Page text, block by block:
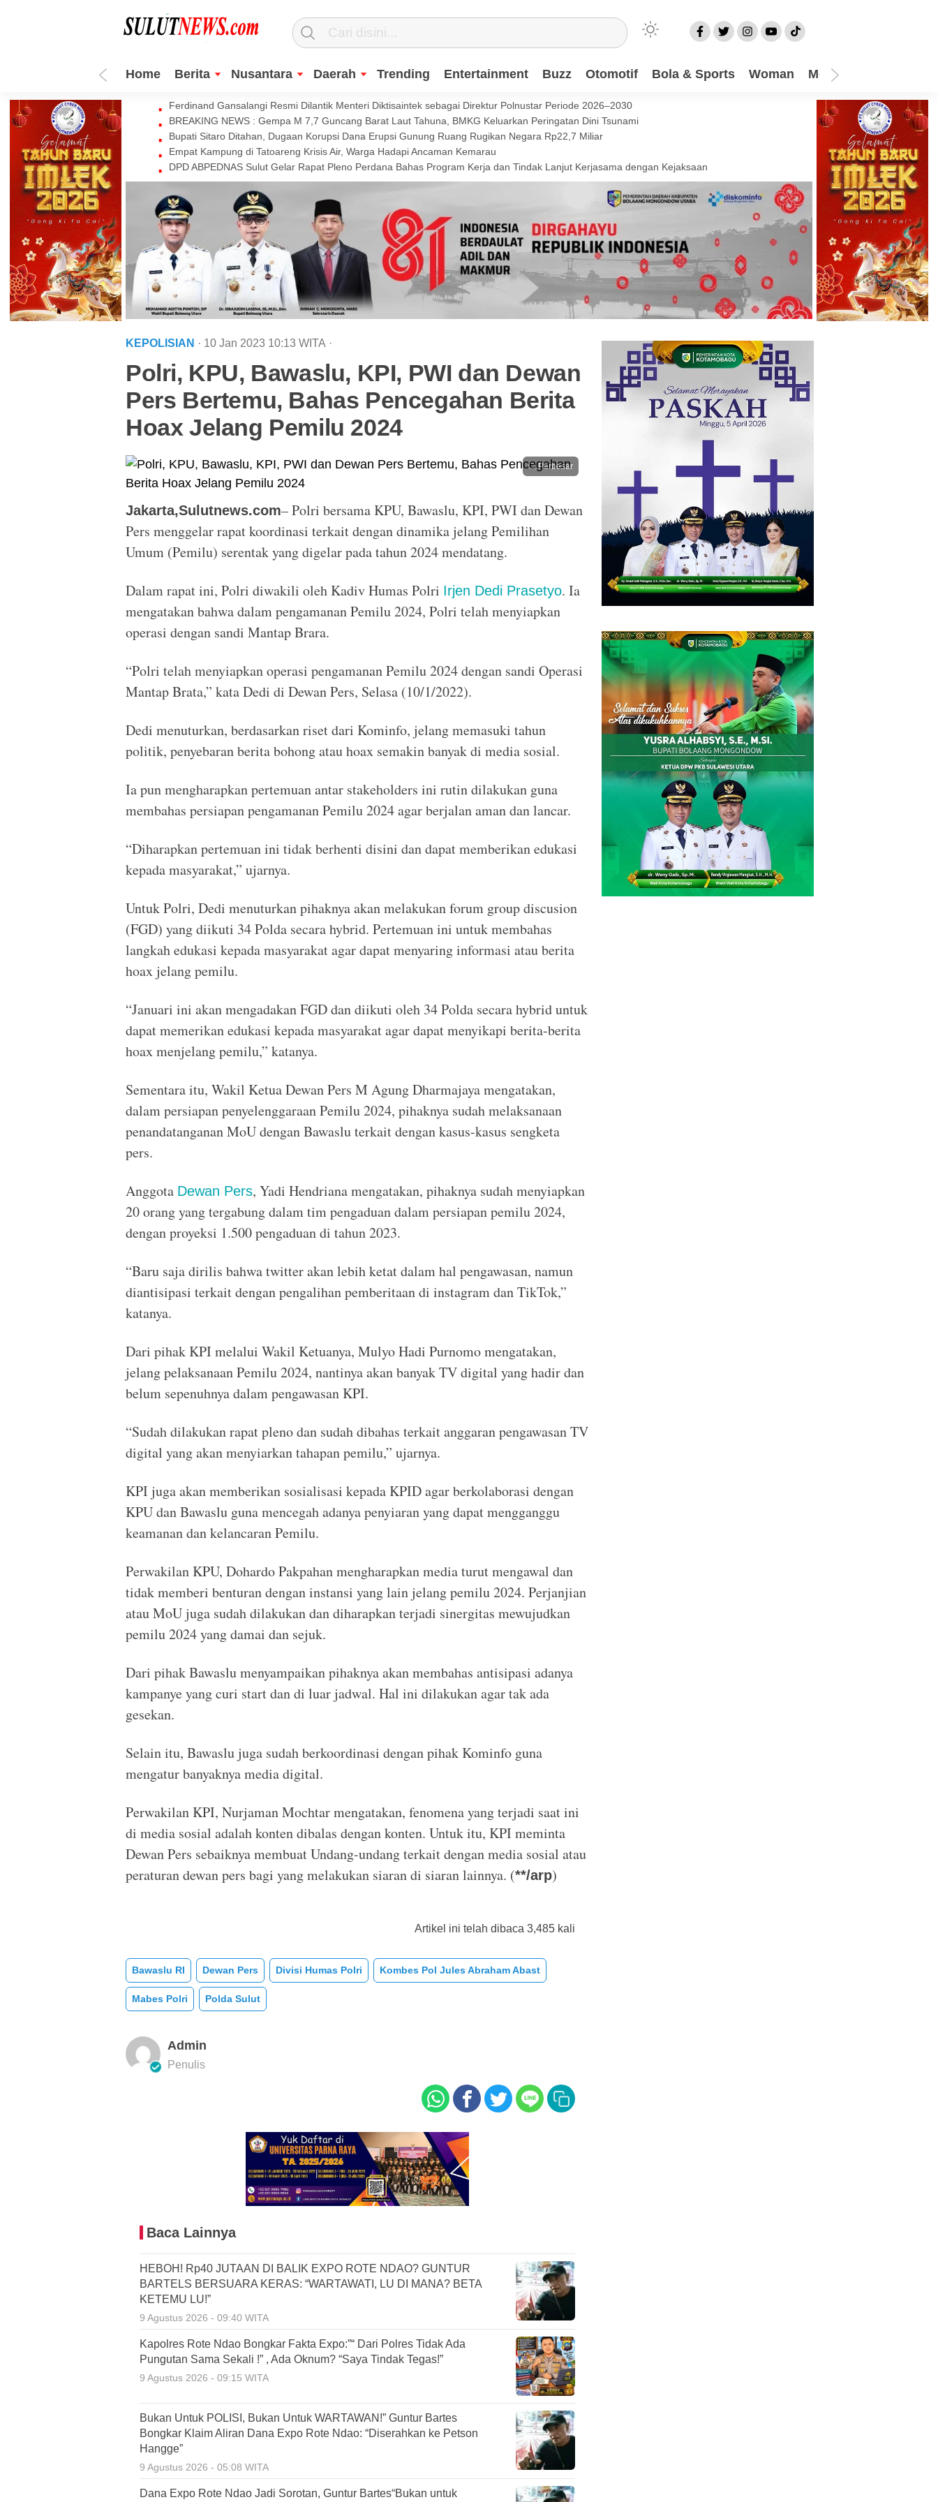
Home Berita Nusantara Daerah Trending Entertainment Buzz Otomotif Bola & Sports Woman Mom
Ferdinand Gansalangi Resmi Dilantik Menteri Diktisaintek sebagai Direktur Polnustar Periode 2026–2030
BREAKING NEWS : Gempa M 7,7 Guncang Barat Laut Tahuna, BMKG Keluarkan Peringatan Dini Tsunami
Bupati Sitaro Ditahan, Dugaan Korupsi Dana Erupsi Gunung Ruang Rugikan Negara Rp22,7 Miliar
Empat Kampung di Tatoareng Krisis Air, Warga Hadapi Ancaman Kemarau
DPD ABPEDNAS Sulut Gelar Rapat Pleno Perdana Bahas Program Kerja dan Tindak Lanjut Kerjasama dengan Kejaksaan
KEPOLISIAN · 10 Jan 2023 10:13 WITA ·
Polri, KPU, Bawaslu, KPI, PWI dan Dewan
Pers Bertemu, Bahas Pencegahan Berita
Hoax Jelang Pemilu 2024
Perbesar
Jakarta,Sulutnews.com– Polri bersama KPU, Bawaslu, KPI, PWI dan Dewan
Pers menggelar rapat koordinasi terkait dengan dinamika jelang Pemilihan
Umum (Pemilu) serentak yang digelar pada tahun 2024 mendatang.
Dalam rapat ini, Polri diwakili oleh Kadiv Humas Polri Irjen Dedi Prasetyo. Ia
mengatakan bahwa dalam pengamanan Pemilu 2024, Polri telah menyiapkan
operasi dengan sandi Mantap Brara.
“Polri telah menyiapkan operasi pengamanan Pemilu 2024 dengan sandi Operasi
Mantap Brata,” kata Dedi di Dewan Pers, Selasa (10/1/2022).
Dedi menuturkan, berdasarkan riset dari Kominfo, jelang memasuki tahun
politik, penyebaran berita bohong atau hoax semakin banyak di media sosial.
Ia pun mengharapkan pertemuan antar stakeholders ini rutin dilakukan guna
membahas persiapan pengamanan Pemilu 2024 agar berjalan aman dan lancar.
“Diharapkan pertemuan ini tidak berhenti disini dan dapat memberikan edukasi
kepada masyarakat,” ujarnya.
Untuk Polri, Dedi menuturkan pihaknya akan melakukan forum group discusion
(FGD) yang diikuti 34 Polda secara hybrid. Pertemuan ini untuk membahas
langkah edukasi kepada masyarakat agar dapat menyaring informasi atau berita
hoax jelang pemilu.
“Januari ini akan mengadakan FGD dan diikuti oleh 34 Polda secara hybrid untuk
dapat memerikan edukasi kepada masyarakat agar dapat menyikapi berita-berita
hoax menjelang pemilu,” katanya.
Sementara itu, Wakil Ketua Dewan Pers M Agung Dharmajaya mengatakan,
dalam persiapan penyelenggaraan Pemilu 2024, pihaknya sudah melaksanaan
penandatanganan MoU dengan Bawaslu terkait dengan kasus-kasus sengketa
pers.
Anggota Dewan Pers, Yadi Hendriana mengatakan, pihaknya sudah menyiapkan
20 orang yang tergabung dalam tim pengaduan dalam persiapan pemilu 2024,
dengan proyeksi 1.500 pengaduan di tahun 2023.
“Baru saja dirilis bahwa twitter akan lebih ketat dalam hal pengawasan, namun
diantisipasi terkait dengan pengalihan pemberitaan di instagram dan TikTok,”
katanya.
Dari pihak KPI melalui Wakil Ketuanya, Mulyo Hadi Purnomo mengatakan,
jelang pelaksanaan Pemilu 2024, nantinya akan banyak TV digital yang hadir dan
belum sepenuhnya dalam pengawasan KPI.
“Sudah dilakukan rapat pleno dan sudah dibahas terkait anggaran pengawasan TV
digital yang akan menyiarkan tahapan pemilu,” ujarnya.
KPI juga akan memberikan sosialisasi kepada KPID agar berkolaborasi dengan
KPU dan Bawaslu guna mencegah adanya penyiaran yang dapat mengganggu
keamanan dan kelancaran Pemilu.
Perwakilan KPU, Dohardo Pakpahan mengharapkan media turut mengawal dan
tidak memberi benturan dengan instansi yang lain jelang pemilu 2024. Perjanjian
atau MoU juga sudah dilakukan dan diharapkan terjadi sinergitas mewujudkan
pemilu 2024 yang damai dan sejuk.
Dari pihak Bawaslu menyampaikan pihaknya akan membahas antisipasi adanya
kampanye yang curi start dan di luar jadwal. Hal ini dilakukan agar tak ada
gesekan.
Selain itu, Bawaslu juga sudah berkoordinasi dengan pihak Kominfo guna
mengatur banyaknya media digital.
Perwakilan KPI, Nurjaman Mochtar mengatakan, fenomena yang terjadi saat ini
di media sosial adalah konten dibalas dengan konten. Untuk itu, KPI meminta
Dewan Pers sebaiknya membuat Undang-undang terkait dengan media sosial atau
peraturan dewan pers bagi yang melakukan siaran di siaran lainnya. (**/arp)
Artikel ini telah dibaca 3,485 kali
Bawaslu RI Dewan Pers Divisi Humas Polri Kombes Pol Jules Abraham Abast
Mabes Polri Polda Sulut
Admin
Penulis
Baca Lainnya
HEBOH! Rp40 JUTAAN DI BALIK EXPO ROTE NDAO? GUNTUR
BARTELS BERSUARA KERAS: “WARTAWATI, LU DI MANA? BETA
KETEMU LU!”
9 Agustus 2026 - 09:40 WITA
Kapolres Rote Ndao Bongkar Fakta Expo:”“ Dari Polres Tidak Ada
Pungutan Sama Sekali !” , Ada Oknum? “Saya Tindak Tegas!”
9 Agustus 2026 - 09:15 WITA
Bukan Untuk POLISI, Bukan Untuk WARTAWAN!” Guntur Bartes
Bongkar Klaim Aliran Dana Expo Rote Ndao: “Diserahkan ke Petson
Hangge”
9 Agustus 2026 - 05:08 WITA
Dana Expo Rote Ndao Jadi Sorotan, Guntur Bartes“Bukan untuk